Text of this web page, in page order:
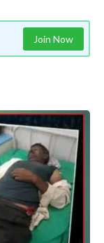
Join Now